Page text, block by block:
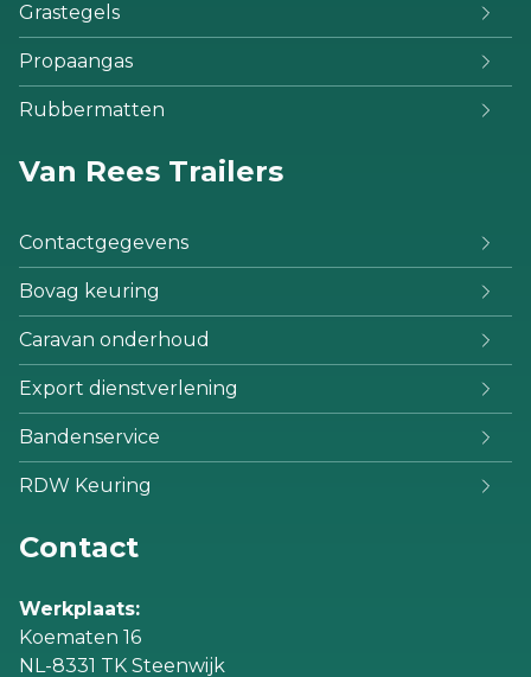
Grastegels
Propaangas
Rubbermatten
Van Rees Trailers
Contactgegevens
Bovag keuring
Caravan onderhoud
Export dienstverlening
Bandenservice
RDW Keuring
Contact
Werkplaats:
Koematen 16
NL-8331 TK Steenwijk